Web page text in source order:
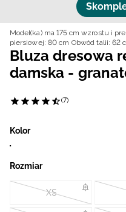
Model(ka) ma 175 cm wzrostu i
piersiowej: 80 cm Obwód talii: 62
Bluza dresowa
damska -
(7)
Kolor
Rozmiar
XS